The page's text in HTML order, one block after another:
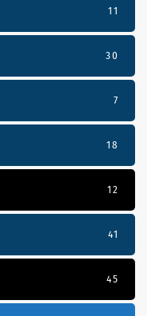
11
30
7
18
12
41
45